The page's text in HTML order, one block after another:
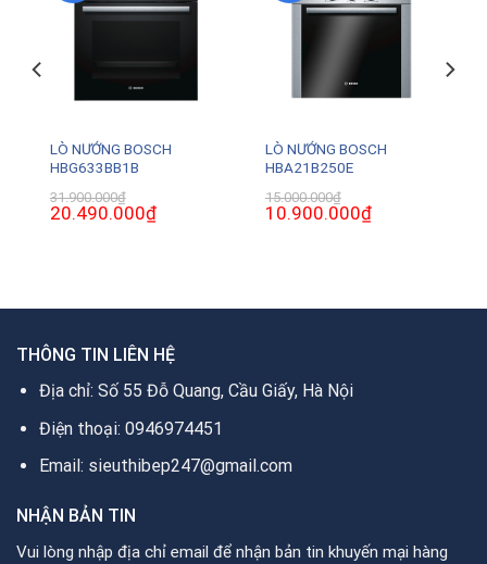
LÒ NƯỚNG BOSCH
HBG633BB1B
31.900.000₫
Giá
gốc
20.490.000₫Giá
hiện
LÒ NƯỚNG BOSCH
HBA21B250E
15.000.000₫
Giá
gốc
10.900.000₫Giá
hiện
THÔNG TIN LIÊN HỆ
Địa chỉ: Số 55 Đỗ Quang, Cầu Giấy, Hà Nội
Điện thoại: 0946974451
Email: sieuthibep247@gmail.com
NHẬN BẢN TIN
Vui lòng nhập địa chỉ email để nhận bản tin khuyến mại hàng